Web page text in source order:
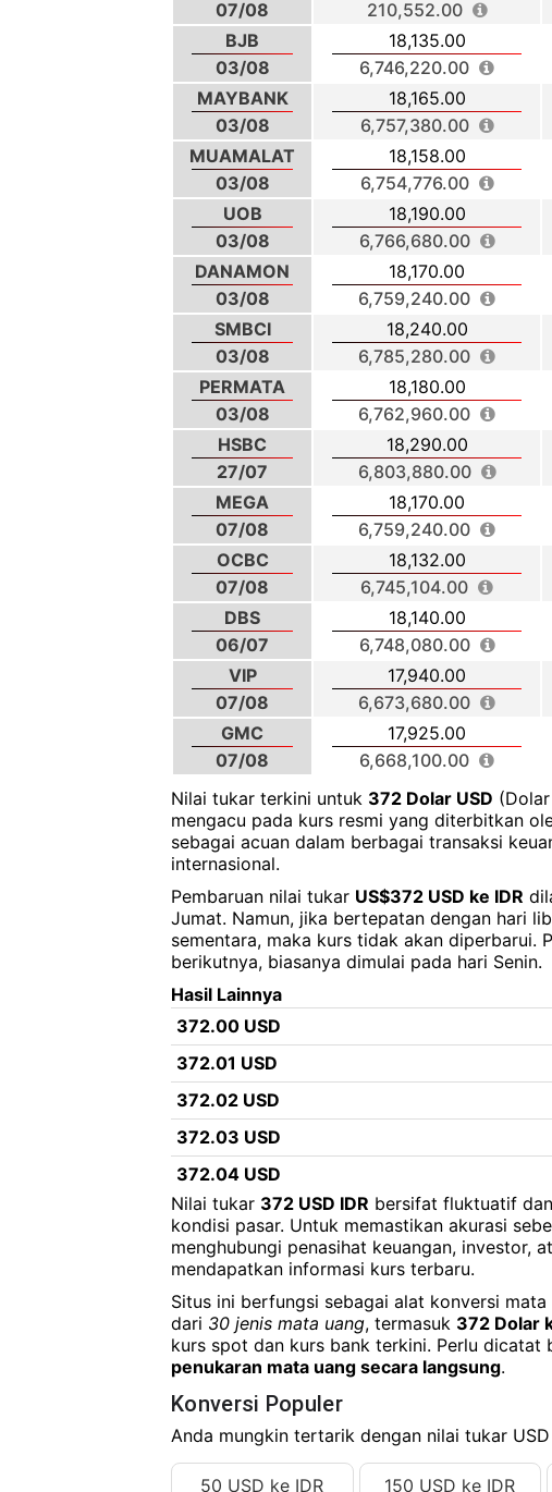
07/08
210,552.00
BJB
03/08
18,135.00
6,746,220.00
MAYBANK
03/08
18,165.00
6,757,380.00
MUAMALAT
03/08
18,158.00
6,754,776.00
UOB
03/08
18,190.00
6,766,680.00
DANAMON
03/08
18,170.00
6,759,240.00
SMBCI
03/08
18,240.00
6,785,280.00
PERMATA
03/08
18,180.00
6,762,960.00
HSBC
27/07
18,290.00
6,803,880.00
MEGA
07/08
18,170.00
6,759,240.00
OCBC
07/08
18,132.00
6,745,104.00
DBS
06/07
18,140.00
6,748,080.00
VIP
07/08
17,940.00
6,673,680.00
GMC
07/08
17,925.00
6,668,100.00
Nilai tukar terkini untuk 372 Dolar USD
mengacu pada kurs resmi yang diterbitkan
sebagai acuan dalam berbagai transaksi
internasional.
Pembaruan nilai tukar US$372 USD ke IDR
Jumat. Namun, jika bertepatan dengan hari
sementara, maka kurs tidak akan diperbarui.
berikutnya, biasanya dimulai pada hari Senin.
Hasil Lainnya
372.00 USD
372.01 USD
372.02 USD
372.03 USD
372.04 USD
372.05 USD
372.06 USD
372.07 USD
372.08 USD
372.09 USD
372.10 USD
372.11 USD
372.12 USD
Nilai tukar 372 USD IDR bersifat fluktuatif
kondisi pasar. Untuk memastikan akurasi
menghubungi penasihat keuangan, investor,
mendapatkan informasi kurs terbaru.
Situs ini berfungsi sebagai alat konversi
dari 30 jenis mata uang, termasuk 372 Dolar
kurs spot dan kurs bank terkini. Perlu dicatat
penukaran mata uang secara langsung.
Konversi Populer
Anda mungkin tertarik dengan nilai tukar
50 USD ke IDR 150 USD ke IDR